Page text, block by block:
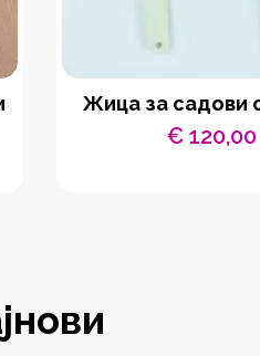
Жица за садови
€ 120,00